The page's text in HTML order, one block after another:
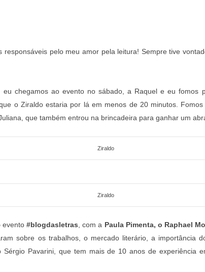
responsáveis pelo meu amor pela leitura! Sempre tive
chegamos ao evento no sábado, a Raquel e eu fomos
o Ziraldo estaria por lá em menos de 20 minutos.
que também entrou na brincadeira para ganhar um
Ziraldo
Ziraldo
evento#blogdasletras , com a Paula Pimenta, o Raphael
sobre os trabalhos, o mercado literário, a importância
Sérgio Pavarini, que tem mais de 10 anos de experiência